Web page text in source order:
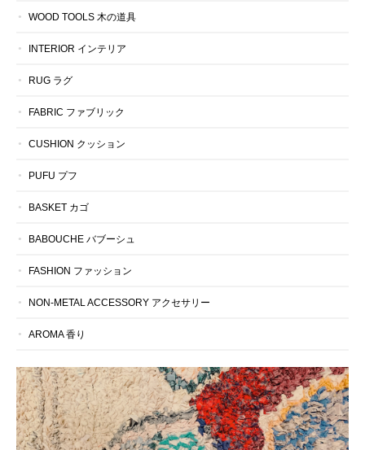
WOOD TOOLS 木の道具
INTERIOR インテリア
RUG ラグ
FABRIC ファブリック
CUSHION クッション
PUFU プフ
BASKET カゴ
BABOUCHE バブーシュ
FASHION ファッション
NON-METAL ACCESSORY アクセサリー
AROMA 香り